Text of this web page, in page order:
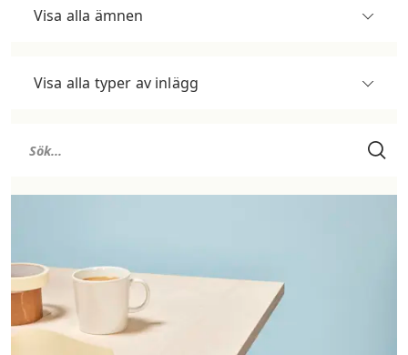
Visa alla ämnen
Visa alla typer av inlägg